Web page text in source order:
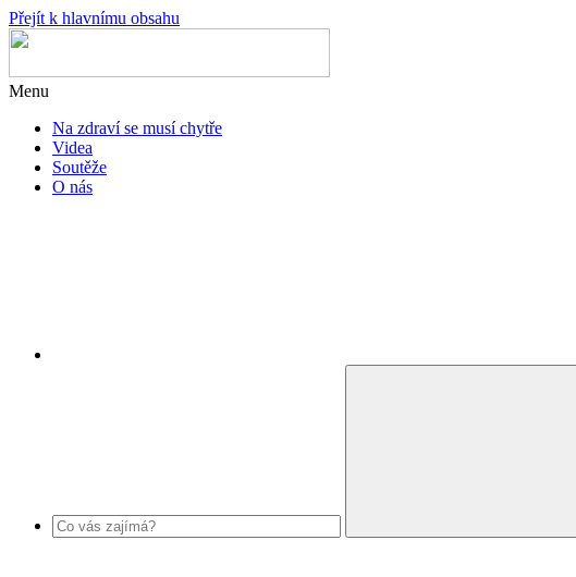
Přejít k hlavnímu obsahu
Menu
Na zdraví se musí chytře
Videa
Soutěže
O nás